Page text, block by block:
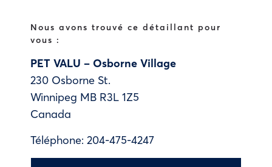
Nous avons trouvé ce détaillant pour
vous :
PET VALU – Osborne Village
230 Osborne St.
Winnipeg MB R3L 1Z5
Canada
Téléphone: 204-475-4247